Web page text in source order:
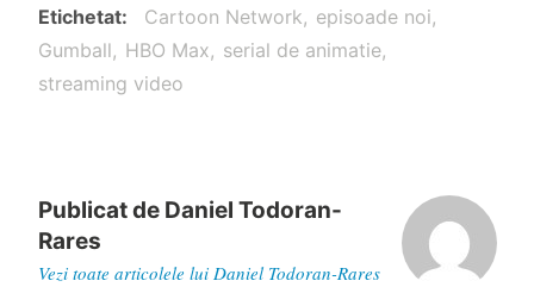
Etichetat Cartoon Network
episoade noi
Gumball
HBO Max
serial de animatie
streaming video
Publicat de Daniel Todoran-
Rares
Vezi toate articolele lui Daniel Todoran-Rares